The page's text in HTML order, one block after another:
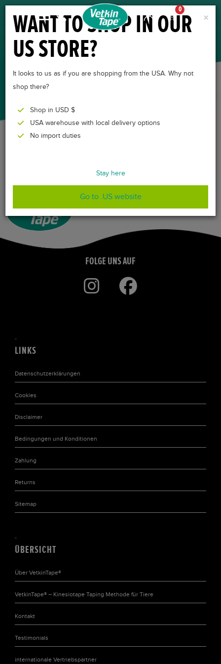
0
FOLGE UNS AUF
ÜBERSICHT
Über VetkinTape®
VetkinTape® – Kinesiotape Taping Methode für Tiere
Kontakt
Testimonials
internationale Vertriebspartner
LINKS
Datenschutzerklärungen
Cookies
Disclaimer
Bedingungen und Konditionen
Zahlung
Returns
Sitemap
×
WANT TO SHOP IN OUR
US STORE?
It looks to us as if you are shopping from the USA. Why not
shop there?
Shop in USD $
USA warehouse with local delivery options
No import duties
Stay here
Go to .US website